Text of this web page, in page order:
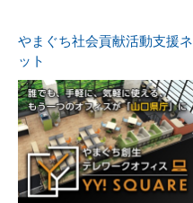
やまぐち社会貢献活動支援ネ
ット